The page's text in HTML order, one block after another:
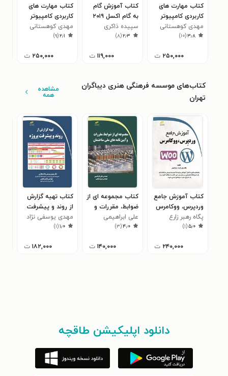
کتاب مهارت های
کاربردی کامپیوتر
ICDL 2019 (سطح
دو)
مهدی کوهستانی
۳٫۸(۱۰)
۲۵۰,۰۰۰ ت
کتاب آموزش گام
به گام اکسل ۲۰۱۹
سپیده ذاکری
۲٫۳(۸)
۱۱۹,۰۰۰ ت
کتاب مهارت های
کاربردی کامپیوتر
2019 ICDL (سطح
یک)
مهدی کوهستانی
۲٫۱(۹)
۲۵۰,۰۰۰ ت
کتاب‌های موسسه فرهنگی هنری دیباگران
تهران
مشاهده
همه
کتاب آموزش جامع
وردپرس، ووکامرس
پگاه رهبر زارع
۵٫۰(۱)
۲۴۰,۰۰۰ ت
کتاب مجموعه ای از
ضوابط، مقررات و
آیین نامه های ملی
ساختمان
علی ابراهیمی
۴٫۰(۳)
۱۴۰,۰۰۰ ت
کتاب تهیه گزارش
از روند و پیشرفت
پروژه
مهدی یوسفی نژاد
عطاری
۱٫۰(۱)
۱۸۲,۰۰۰ ت
دانلود اپلیکیشن طاقچه